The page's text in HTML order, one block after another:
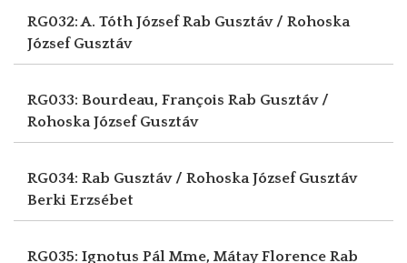
RG032: A. Tóth JózsefRab Gusztáv / Rohoska
József Gusztáv
RG033: Bourdeau, François Rab Gusztáv /
Rohoska József Gusztáv
RG034: Rab Gusztáv / Rohoska József Gusztáv
Berki Erzsébet
RG035: Ignotus Pál Mme, Mátay Florence Rab